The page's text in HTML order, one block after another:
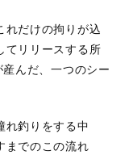
れだけの拘りが込
てリリースする所
産んだ、一つのシー
れ釣りをする中
までのこの流れ